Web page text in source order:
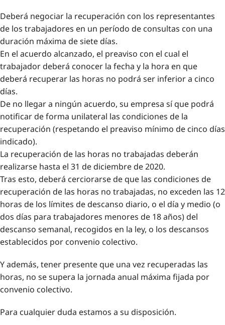
Deberá negociar la recuperación con los representantes
de los trabajadores en un período de consultas con una
duración máxima de siete días.
En el acuerdo alcanzado, el preaviso con el cual el
trabajador deberá conocer la fecha y la hora en que
deberá recuperar las horas no podrá ser inferior a cinco
días.
De no llegar a ningún acuerdo, su empresa sí que podrá
notificar de forma unilateral las condiciones de la
recuperación (respetando el preaviso mínimo de cinco días
indicado).
La recuperación de las horas no trabajadas deberán
realizarse hasta el 31 de diciembre de 2020.
Tras esto, deberá cerciorarse de que las condiciones de
recuperación de las horas no trabajadas, no exceden las 12
horas de los límites de descanso diario, o el día y medio (o
dos días para trabajadores menores de 18 años) del
descanso semanal, recogidos en la ley, o los descansos
establecidos por convenio colectivo.
Y además, tener presente que una vez recuperadas las
horas, no se supera la jornada anual máxima fijada por
convenio colectivo.
Para cualquier duda estamos a su disposición.